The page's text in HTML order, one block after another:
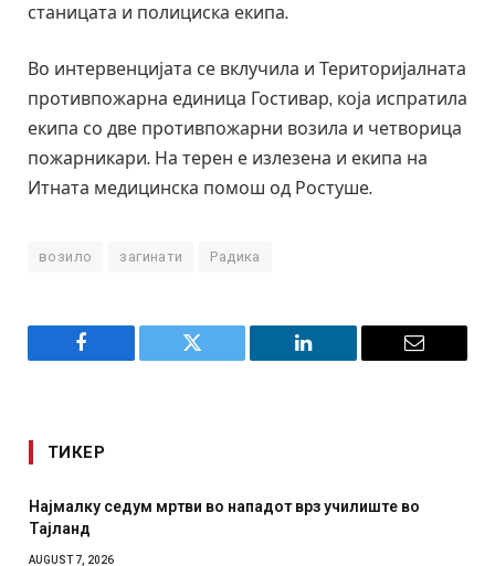
станицата и полициска екипа.
Во интервенцијата се вклучила и Територијалната
противпожарна единица Гостивар, која испратила
екипа со две противпожарни возила и четворица
пожарникари. На терен е излезена и екипа на
Итната медицинска помош од Ростуше.
возило загинати Радика
Facebook Twitter LinkedIn Email
ТИКЕР
училиште во
СОЗИС: Украинците повеќе им веруваат